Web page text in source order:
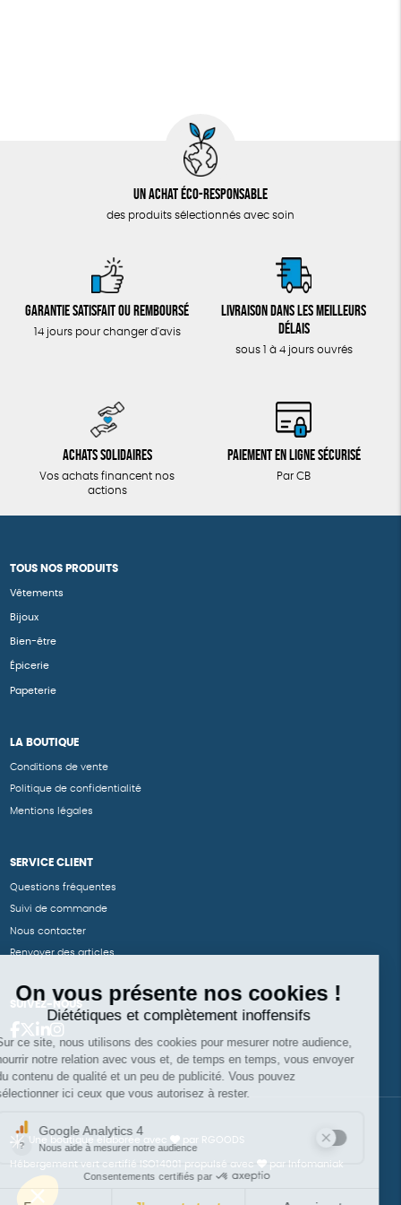
Un achat éco-responsable
des produits sélectionnés avec soin
Garantie satisfait ou remboursé
14 jours pour changer d'avis
Livraison dans les meilleurs
délais
sous 1 à 4 jours ouvrés
Achats solidaires
Vos achats financent nos
actions
Paiement en ligne sécurisé
Par CB
TOUS NOS PRODUITS
Vêtements
Bijoux
Bien-être
Épicerie
Papeterie
LA BOUTIQUE
Conditions de vente
Politique de confidentialité
Mentions légales
SERVICE CLIENT
Questions fréquentes
Suivi de commande
Nous contacter
Renvoyer des articles
SUIVEZ-NOUS
Une boutique élaborée avec par RGOODS
Hébergement vert certifié ISO14001 propulsé avec par Infomaniak